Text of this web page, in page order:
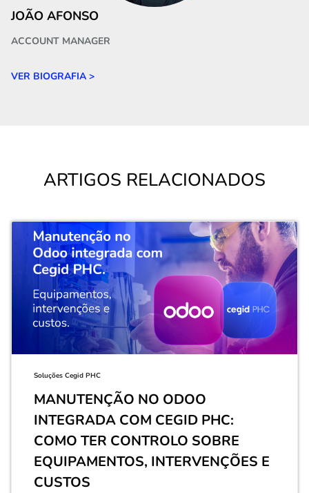
JOÃO AFONSO
ACCOUNT MANAGER
VER BIOGRAFIA >
ARTIGOS RELACIONADOS
Soluções Cegid PHC
MANUTENÇÃO NO ODOO
INTEGRADA COM CEGID PHC:
COMO TER CONTROLO SOBRE
EQUIPAMENTOS, INTERVENÇÕES E
CUSTOS